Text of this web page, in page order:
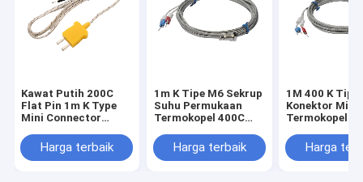
Kawat Putih 200C
Flat Pin 1m K Type
Mini Connector
0.4mmHarga terbaik
1m K Tipe M6 Sekrup
Suhu Permukaan
Termokopel 400C
Pengontrol Suhu
Harga terbaik
1M 400 K Tipe
Konektor Mini
Termokopel 1/
Harga